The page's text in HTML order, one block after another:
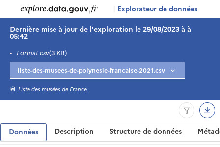
| Explorateur de données
Dernière mise à jour de l'exploration le 29/08/2023 à à
05:42
- Format csv(3 KB)
Liste des musées de France
Données Description Structure de données